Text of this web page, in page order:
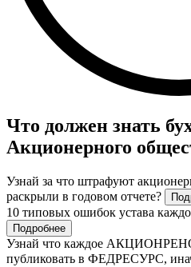
Что должен знать
Акционерного
Узнай за что штрафуют
раскрыли в годовом отчете?
10 типовых ошибок устава
Подробнее
Узнай что каждое
публиковать в ФЕДРЕСУРС,